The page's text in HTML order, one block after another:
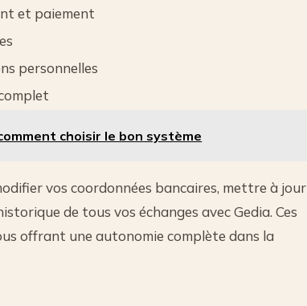
et paiement
personnelles
choisir le bon système
vos coordonnées bancaires, mettre à jour
de tous vos échanges avec Gedia. Ces
offrant une autonomie complète dans la